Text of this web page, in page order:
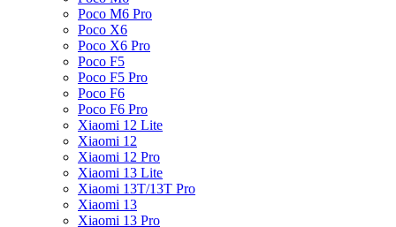
Poco M6 Pro
Poco X6
Poco X6 Pro
Poco F5
Poco F5 Pro
Poco F6
Poco F6 Pro
Xiaomi 12 Lite
Xiaomi 12
Xiaomi 12 Pro
Xiaomi 13 Lite
Xiaomi 13T/13T Pro
Xiaomi 13
Xiaomi 13 Pro